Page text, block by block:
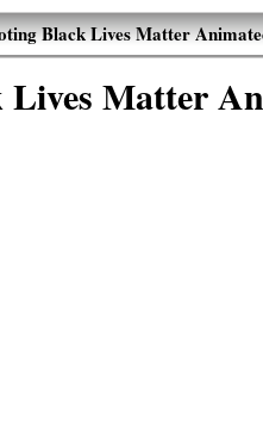
Black Lives Matter
Lives Matter